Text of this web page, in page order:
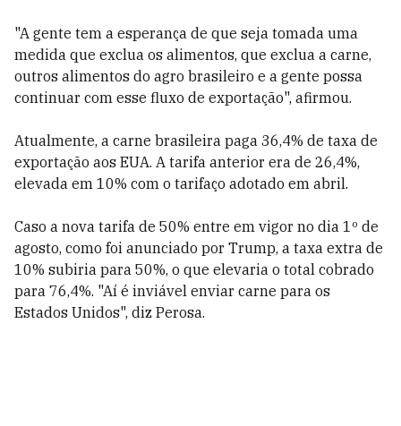
"A gente tem a esperança de que seja tomada uma
medida que exclua os alimentos, que exclua a carne,
outros alimentos do agro brasileiro e a gente possa
continuar com esse fluxo de exportação", afirmou.
Atualmente, a carne brasileira paga 36,4% de taxa de
exportação aos EUA. A tarifa anterior era de 26,4%,
elevada em 10% com o tarifaço adotado em abril.
Caso a nova tarifa de 50% entre em vigor no dia 1º de
agosto, como foi anunciado por Trump, a taxa extra de
10% subiria para 50%, o que elevaria o total cobrado
para 76,4%. "Aí é inviável enviar carne para os
Estados Unidos", diz Perosa.